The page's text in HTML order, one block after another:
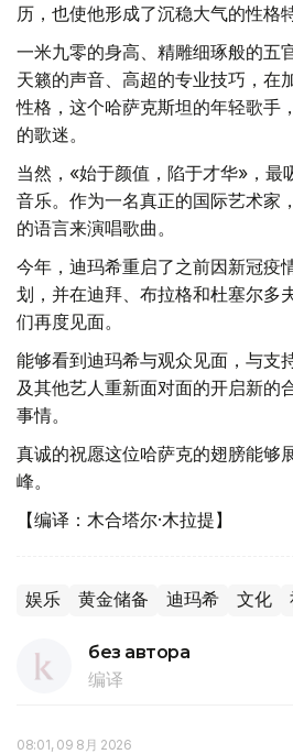
历，也使他形成了沉稳大气的性格特
一米九零的身高、精雕细琢般的五
天籁的声音、高超的专业技巧，在
性格，这个哈萨克斯坦的年轻歌手
的歌迷。
当然，«始于颜值，陷于才华»，最
音乐。作为一名真正的国际艺术家
的语言来演唱歌曲。
今年，迪玛希重启了之前因新冠疫
划，并在迪拜、布拉格和杜塞尔多
们再度见面。
能够看到迪玛希与观众见面，与支
及其他艺人重新面对面的开启新的
事情。
真诚的祝愿这位哈萨克的翅膀能够
峰。
【编译：木合塔尔·木拉提】
娱乐 黄金储备 迪玛希 文化
без автора
编译
08:01, 09 8月 2026